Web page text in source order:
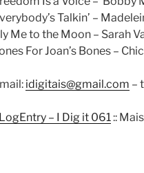
Talkin’ –
Me to the Moon – Sarah
For Joan’s Bones –
idigitais@gmail.com –
– I Dig it 061::